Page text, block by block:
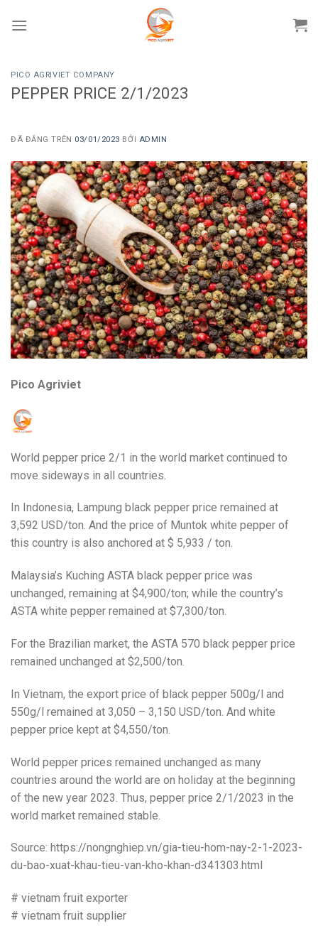
đến
dungPICO AGRIVIET COMPANY
PEPPER PRICE 2/1/2023
ĐÃ ĐĂNG TRÊN 03/01/2023 BỞI ADMIN
Pico Agriviet
World pepper price 2/1 in the world market continued to
move sideways in all countries.
In Indonesia, Lampung black pepper price remained at
3,592 USD/ton. And the price of Muntok white pepper of
this country is also anchored at $ 5,933 / ton.
Malaysia’s Kuching ASTA black pepper price was
unchanged, remaining at $4,900/ton; while the country’s
ASTA white pepper remained at $7,300/ton.
For the Brazilian market, the ASTA 570 black pepper price
remained unchanged at $2,500/ton.
In Vietnam, the export price of black pepper 500g/l and
550g/l remained at 3,050 – 3,150 USD/ton. And white
pepper price kept at $4,550/ton.
World pepper prices remained unchanged as many
countries around the world are on holiday at the beginning
of the new year 2023. Thus, pepper price 2/1/2023 in the
world market remained stable.
Source: https://nongnghiep.vn/gia-tieu-hom-nay-2-1-2023-
du-bao-xuat-khau-tieu-van-kho-khan-d341303.html
# vietnam fruit exporter
# vietnam fruit supplier